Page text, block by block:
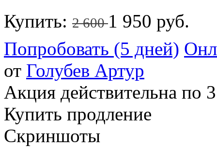
Купить: 2 6001 950 руб.
Попробовать (5 дней)
от Голубев Артур
Акция действительна по
Купить продление
Скриншоты